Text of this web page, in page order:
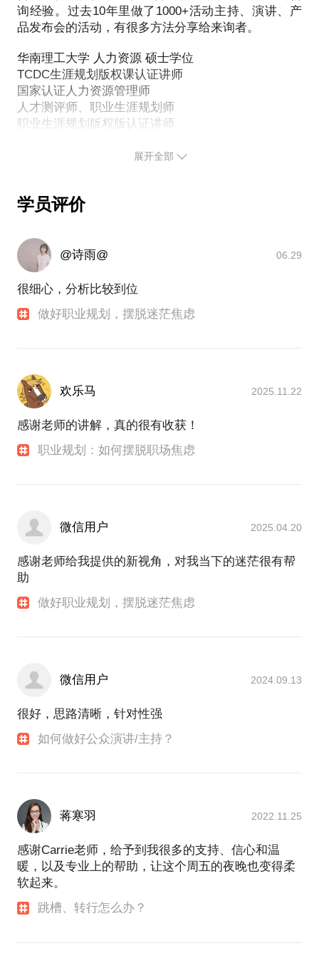
作和家庭的平衡；如果是简历修改问题请携带简历；
如果是生涯规划问题请认证填写我的问卷；如果是职
了还是把事儿搞砸了。
本次咨询将会收获：
诉你。
2)年会、答谢宴、新书发布会、产品发布会主持要
领。
3)通过高效的方法和工具刻意练习，让你决胜千里。
大纲：
2)如何设计演讲内容逻辑-掷地有声
PS.在选择与我见面前，请把你的问题更具体化。毕
竟一小时的谈话只能解决一个小问题。请把你的问题
提前发给我，方便我做更精确的准备，提升见面效
率。期待与你的见面。
工作十年中，我做过近1000场的演讲和主持工作，因
为在企业，我更懂你的痛点，除了技巧你更需要经
询经验。过去10年里做了1000+活动主持、演讲、产
品发布会的活动，有很多方法分享给来询者。
华南理工大学 人力资源 硕士学位
TCDC生涯规划版权课认证讲师
国家认证人力资源管理师
人才测评师、职业生涯规划师
职业生涯规划版权版认证讲师
JA中国志愿者，荔枝青年志愿者
是什么：
道、简历优化、链接人脉；
2.对职场工作1-3年，我可以帮助你摆脱焦虑、走出迷
茫，实现自我成长；
3.对职场工作5-10年，我可以帮助你在要不要跳槽、
4.对所有想提高演讲技能的朋友，我可以帮助掌握开
曾经帮助过220位来询者解决问题，具体案例有：
1.帮助过哥伦比亚大学硕士弄清楚国内招聘的形式、
2.帮助过在创业公司做人力资源6年的宝妈，明确自己
的优势、学习路径、未来职业方向，解决要不要跳
他们都是我咨询的真实案例，通过沟通调整了目标，
是在职业瓶颈中无法突破，欢迎与我咨询交流。
2011.7-2017.12 集泰股份 HRM
1.负责企业内部讲师团队体系搭建互联网公司使用运
营角度做项目，打造第一批讲师团；
2.将职业生涯规划引进新公司，针对不同对象开发设
计不同职业生涯课程，成立自己品牌的读书活动；
3.受邀去华南理工大学、中山大学、猎聘、宏途教
仪篇》《职业生涯规划》、《职场人士，如何打造个
人品牌》、《职场人士如何优雅的跳槽》、《职场人
士，如何缓解职场焦虑》；
5.赵昂老师新书《洞见》读者交流会主持人；广州培
展开全部
学员评价
@诗雨@ 06.29
很细心，分析比较到位
做好职业规划，摆脱迷茫焦虑
欢乐马 2025.11.22
感谢老师的讲解，真的很有收获！
职业规划：如何摆脱职场焦虑
微信用户 2025.04.20
感谢老师给我提供的新视角，对我当下的迷茫很有帮
助
做好职业规划，摆脱迷茫焦虑
微信用户 2024.09.13
很好，思路清晰，针对性强
如何做好公众演讲/主持？
蒋寒羽 2022.11.25
感谢Carrie老师，给予到我很多的支持、信心和温
暖，以及专业上的帮助，让这个周五的夜晚也变得柔
软起来。
跳槽、转行怎么办？